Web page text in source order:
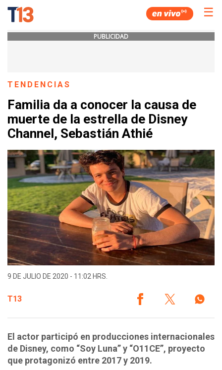
☰
PUBLICIDAD
TENDENCIAS
Familia da a conocer la causa de
muerte de la estrella de Disney
Channel, Sebastián Athié
9 DE JULIO DE 2020 - 11:02 HRS.
T13
El actor participó en producciones internacionales
de Disney, como “Soy Luna” y “O11CE”, proyecto
que protagonizó entre 2017 y 2019.